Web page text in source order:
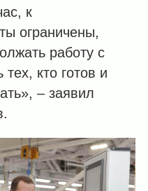
к
ограничены,
работу с
кто готов и
– заявил